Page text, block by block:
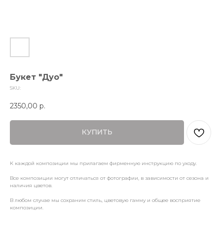
Букет "Дуо"
SKU:
2350,00 р.
КУПИТЬ
К каждой композиции мы прилагаем фирменную инструкцию по уходу.
Все композиции могут отличаться от фотографии, в зависимости от сезона и
наличия цветов.
В любом случае мы сохраним стиль, цветовую гамму и общее восприятие
композиции.